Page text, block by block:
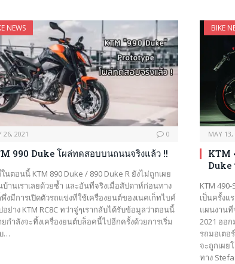
NEWS
26, 2021 0
990 Duke โผล่ทดสอบบนถนนจริงแล้ว !!
ตอนนี้ KTM 890 Duke / 890 Duke R ยังไม่ถูกเผย
านเราเลยด้วยซ้ำ และอันที่จริงเมื่อสัปดาห์ก่อนทาง
พึ่งมีการเปิดตัวรถแข่งที่ใช้เครื่องยนต์ของเนคเก็ทไบค์
ย่าง KTM RC8C ทว่าจู่ๆเรากลับได้รับข้อมูลว่าตอนนี้
กำลังจะทิ้งเครื่องยนต์บล็อคนี้ไปอีกครั้งด้วยการเริ่ม
…
BIKE
MAY 13,
KTM
Duke
KTM
เป็นครั้งแ
แผนงานที่
2021 ออ
รถมอเตอ
จะถูกเผย
ทาง